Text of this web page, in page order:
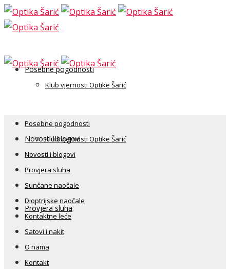
Posebne pogodnosti
Klub vjernosti Optike Šarić
Novosti i blogovi
Provjera sluha
Posebne pogodnosti
Klub vjernosti Optike Šarić
Novosti i blogovi
Provjera sluha
Sunčane naočale
Dioptrijske naočale
Kontaktne leće
Satovi i nakit
O nama
Kontakt